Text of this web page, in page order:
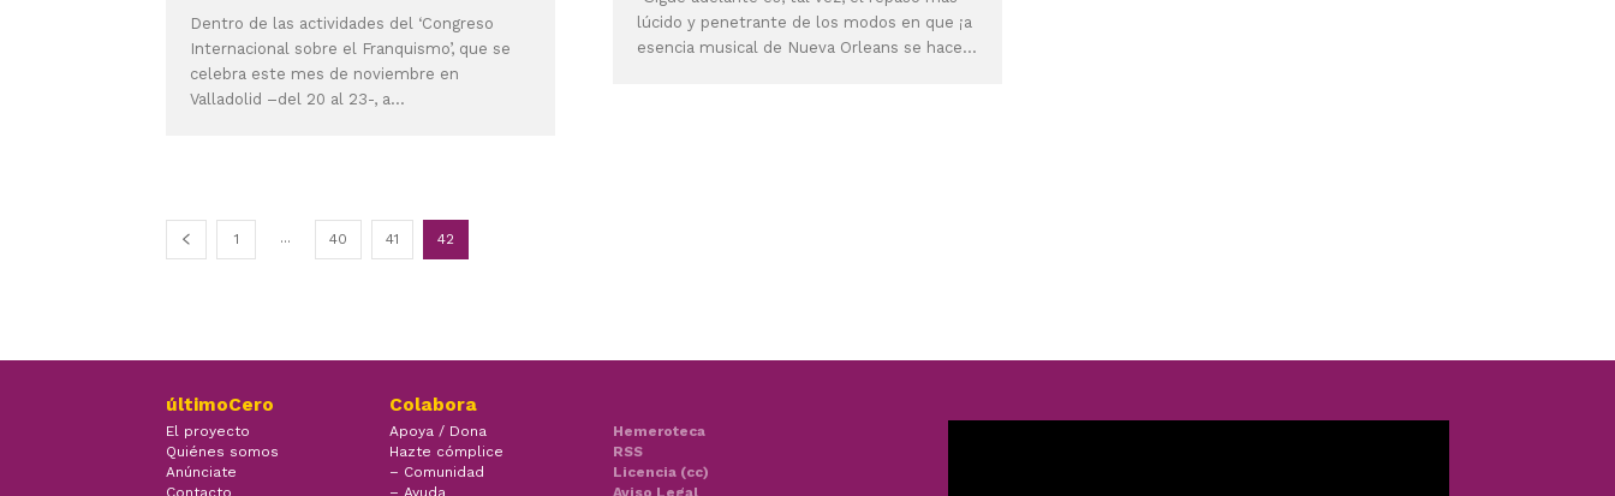
Dentro de las actividades del ‘Congreso
Internacional sobre el Franquismo’, que se
celebra este mes de noviembre en
Valladolid –del 20 al 23-, a...
lúcido y penetrante de los modos en que ¡a
esencia musical de Nueva Orleans se hace...
1 ... 40 41 42
últimoCero
El proyecto
Quiénes somos
Anúnciate
Contacto
Colabora
Apoya / Dona
Hazte cómplice
– Comunidad
– Ayuda
Hemeroteca
RSS
Licencia (cc)
Aviso Legal